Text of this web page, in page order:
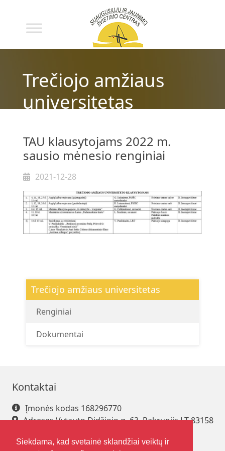
Trečiojo amžiaus
universitetas
TAU klausytojams 2022 m.
sausio mėnesio renginiai
2021-12-28
Trečiojo amžiaus universitetas
Renginiai
Dokumentai
Kontaktai
Įmonės kodas 168296770
Adresas Vytauto Didžiojo g. 63, Pakruojis LT-83158
El. paštaspakrsjc@gmail.com
Siekdama, kad svetainė sklandžiai veiktų ir